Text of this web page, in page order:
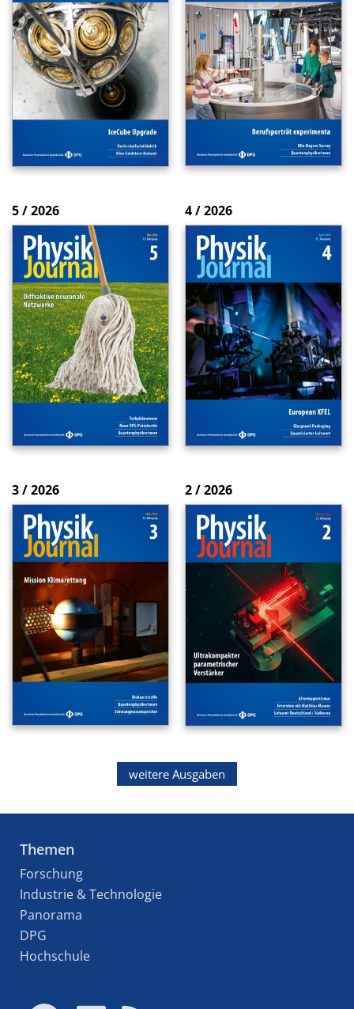
5 / 2026 4 / 2026
3 / 2026 2 / 2026
weitere Ausgaben
Themen
Forschung
Industrie & Technologie
Panorama
DPG
Hochschule